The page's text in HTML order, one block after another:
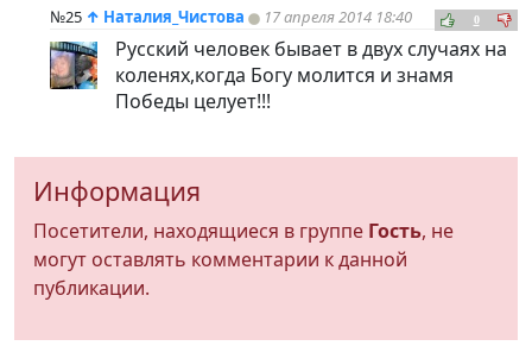
№25 ↑ Наталия_Чистова 17 апреля 2014 18:40 0
Русский человек бывает в двух случаях на
коленях,когда Богу молится и знамя
Победы целует!!!
Информация
Посетители, находящиеся в группе Гость, не
могут оставлять комментарии к данной
публикации.